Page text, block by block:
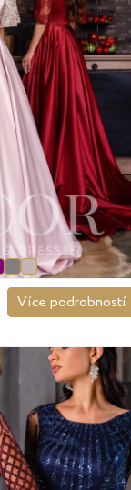
Více podrobností